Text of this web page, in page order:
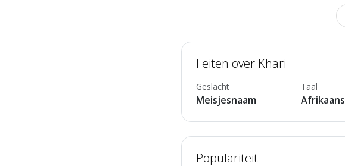
Feiten over Khari
Geslacht
Meisjesnaam
Taal
Afrikaans
Populariteit